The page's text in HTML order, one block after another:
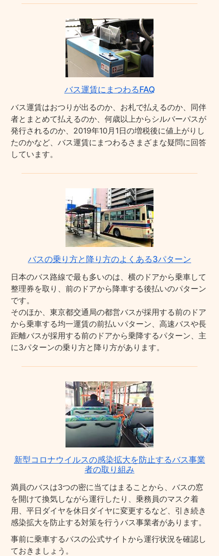
バス運賃にまつわるFAQ
バス運賃はおつりが出るのか、お札で払えるのか、同伴
者とまとめて払えるのか、何歳以上からシルバーパスが
発行されるのか、2019年10月1日の増税後に値上がりし
たのかなど、バス運賃にまつわるさまざまな疑問に回答
しています。
バスの乗り方と降り方のよくある3パターン
日本のバス路線で最も多いのは、横のドアから乗車して
整理券を取り、前のドアから降車する後払いのパターン
です。
そのほか、東京都交通局の都営バスが採用する前のドア
から乗車する均一運賃の前払いパターン、高速バスや長
距離バスが採用する前のドアから乗降するパターン、主
に3パターンの乗り方と降り方があります。
新型コロナウイルスの感染拡大を防止するバス事業
者の取り組み
満員のバスは3つの密に当てはまることから、バスの窓
を開けて換気しながら運行したり、乗務員のマスク着
用、平日ダイヤを休日ダイヤに変更するなど、引き続き
感染拡大を防止する対策を行うバス事業者があります。
事前に乗車するバスの公式サイトから運行状況を確認し
ておきましょう。